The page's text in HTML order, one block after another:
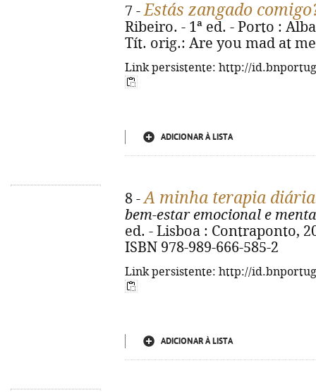
7 -Estás zangado
Ribeiro. - 1ª ed. - Porto :
Tít. orig.: Are you mad at
Link persistente: http://
ADICIONAR À LISTA
8 -A minha terapia diária
bem-estar emocional e
ed. - Lisboa : Contraponto,
ISBN 978-989-666-585-2
Link persistente: http://
ADICIONAR À LISTA